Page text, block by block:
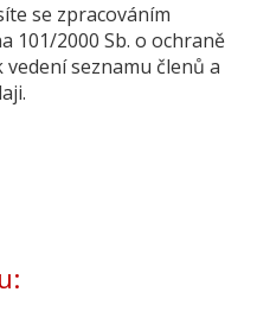
se zpracováním
101/2000 Sb. o ochraně
seznamu členů a